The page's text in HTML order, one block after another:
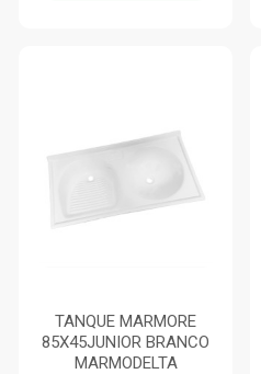
TANQUE MARMORE
85X45JUNIOR BRANCO
MARMODELTA